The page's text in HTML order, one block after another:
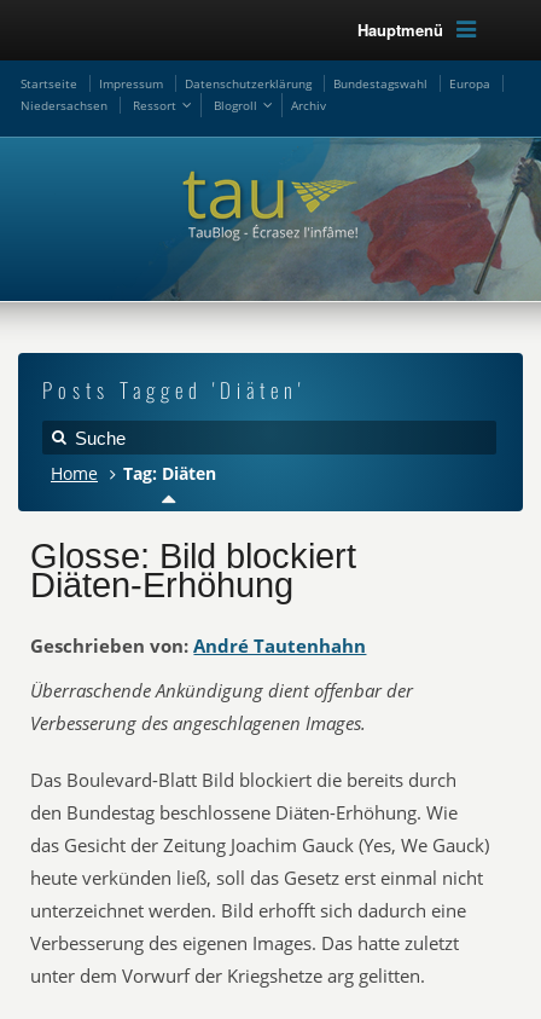
Hauptmenü
Startseite Impressum Datenschutzerklärung Bundestagswahl
Europa
Niedersachsen
Ressort Blogroll Archiv
Posts Tagged 'Diäten'
Home Tag: Diäten
Glosse: Bild blockiert
Diäten-Erhöhung
Geschrieben von: André Tautenhahn
Überraschende Ankündigung dient offenbar der
Verbesserung des angeschlagenen Images.
Das Boulevard-Blatt Bild blockiert die bereits durch
den Bundestag beschlossene Diäten-Erhöhung. Wie
das Gesicht der Zeitung Joachim Gauck (Yes, We Gauck)
heute verkünden ließ, soll das Gesetz erst einmal nicht
unterzeichnet werden. Bild erhofft sich dadurch eine
Verbesserung des eigenen Images. Das hatte zuletzt
unter dem Vorwurf der Kriegshetze arg gelitten.